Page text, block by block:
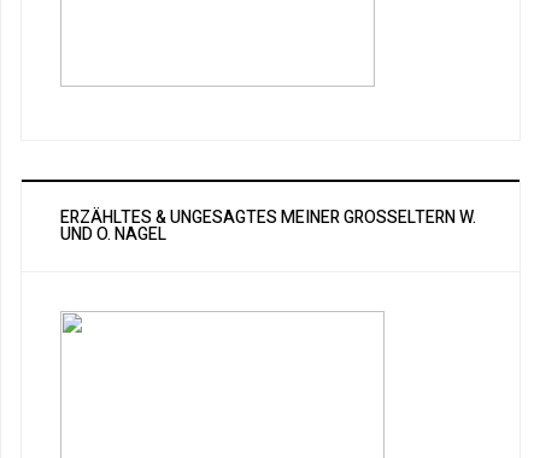
ERZÄHLTES & UNGESAGTES MEINER GROSSELTERN W. U
ND O. NAGEL